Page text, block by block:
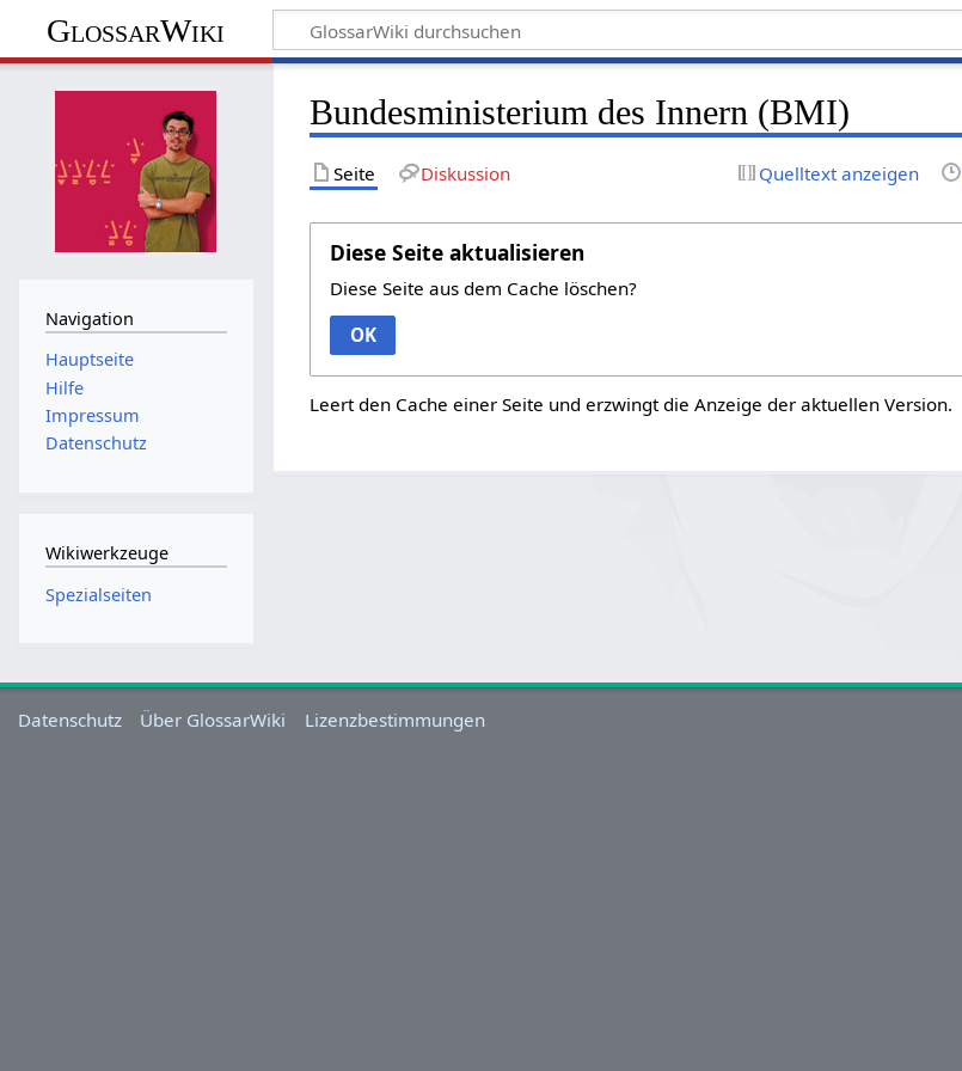
GlossarWiki
Bundesministerium des Innern (BMI)
Seite Diskussion Quelltext anzeigen
Diese Seite aktualisieren
Diese Seite aus dem Cache löschen?
OK
Leert den Cache einer Seite und erzwingt die Anzeige der aktuellen Version.
Navigation
Hauptseite
Hilfe
Impressum
Datenschutz
Wikiwerkzeuge
Spezialseiten
Datenschutz Über GlossarWiki Lizenzbestimmungen